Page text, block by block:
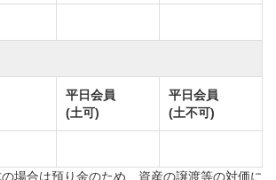
は車、鉄道、バスからお好きな来場
のも魅力です。
は総面積93万平方メートルのゆるや
れた総ヤード数6,837yのゴルフ場で
平日会員
(土可)
平日会員
(土不可)
場合は預り金のため、資産の譲渡等の対価に